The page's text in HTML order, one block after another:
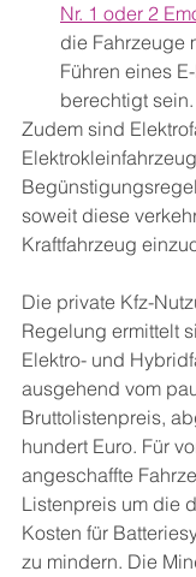
Nr. 1 oder 2
die Fahrzeuge
Führen eines
berechtigt sein.
Zudem sind
soweit diese
Kraftfahrzeug
Die private Kfz-
Regelung ermittelt
Elektro- und
ausgehend vom
Bruttolistenpreis,
hundert Euro. Für
angeschaffte
Listenpreis um die
Kosten für
zu mindern. Die